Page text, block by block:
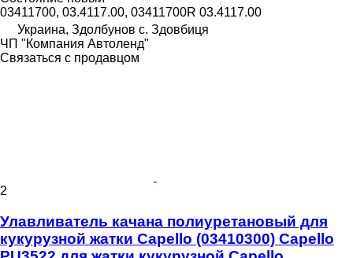
03411700, 03.4117.00, 03411700R 03.4117.00
Украина, Здолбунов с. Здовбиця
ЧП "Компания Автоленд"
Связаться с продавцом
2
Улавливатель качана полиуретановый для
кукурузной жатки Сapello (03410300) Capello